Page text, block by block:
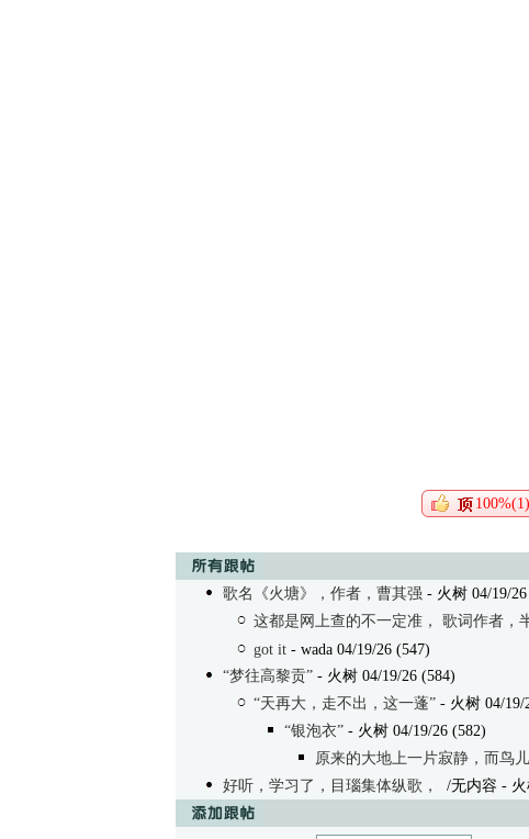
100%(1)
歌名《火塘》，作者，曹其强 - 火树 04/19/
这都是网上查的不一定准， 歌词作者，
got it - wada 04/19/26 (547)
“梦往高黎贡” - 火树 04/19/26 (584)
“天再大，走不出，这一蓬” - 火树 04/19/
“银泡衣” - 火树 04/19/26 (582)
原来的大地上一片寂静，而鸟
好听，学习了，目瑙集体纵歌，
/无内容 - 火